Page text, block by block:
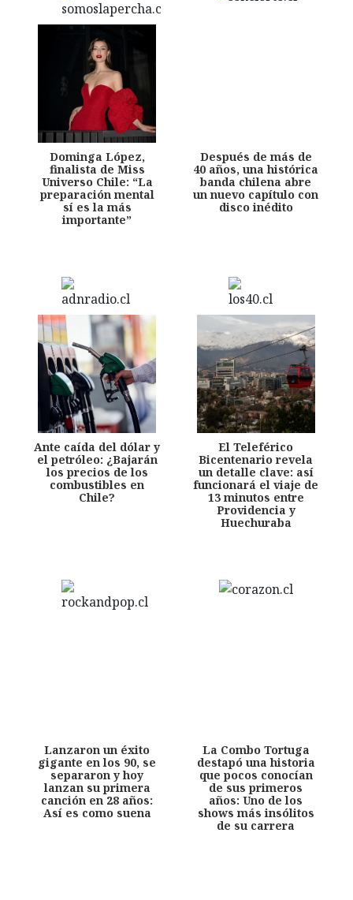
Dominga López,
finalista de Miss
Universo Chile: “La
preparación mental
sí es la más
importante”
Después de más de
40 años, una histórica
banda chilena abre
un nuevo capítulo con
disco inédito
Ante caída del dólar y
el petróleo: ¿Bajarán
los precios de los
combustibles en
Chile?
El Teleférico
Bicentenario revela
un detalle clave: así
funcionará el viaje de
13 minutos entre
Providencia y
Huechuraba
Lanzaron un éxito
gigante en los 90, se
separaron y hoy
lanzan su primera
canción en 28 años:
Así es como suena
La Combo Tortuga
destapó una historia
que pocos conocían
de sus primeros
años: Uno de los
shows más insólitos
de su carrera